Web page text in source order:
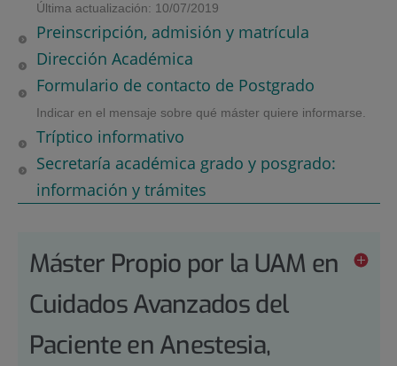
Última actualización: 10/07/2019
Preinscripción, admisión y matrícula
Dirección Académica
Formulario de contacto de Postgrado
Indicar en el mensaje sobre qué máster quiere informarse.
Tríptico informativo
Secretaría académica grado y posgrado:
información y trámites
Máster Propio por la UAM en
Cuidados Avanzados del
Paciente en Anestesia,